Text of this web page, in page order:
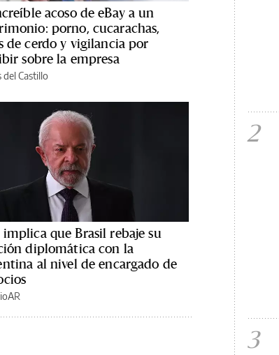
acoso de eBay a un
porno, cucarachas,
de cerdo y vigilancia por
sobre la empresa
del Castillo
implica que Brasil rebaje su
diplomática con la
al nivel de encargado de
2
3